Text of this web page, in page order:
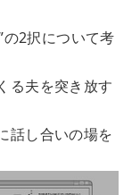
の2択について考
る夫を突き放す
話し合いの場を